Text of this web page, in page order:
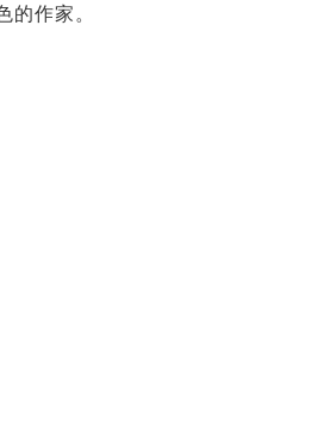
的作家。